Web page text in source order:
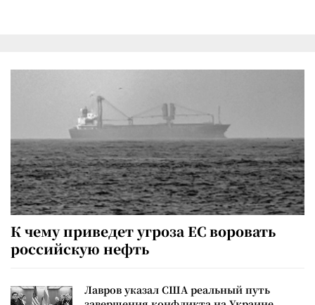
К чему приведет угроза ЕС воровать
российскую нефть
Лавров указал США реальный путь